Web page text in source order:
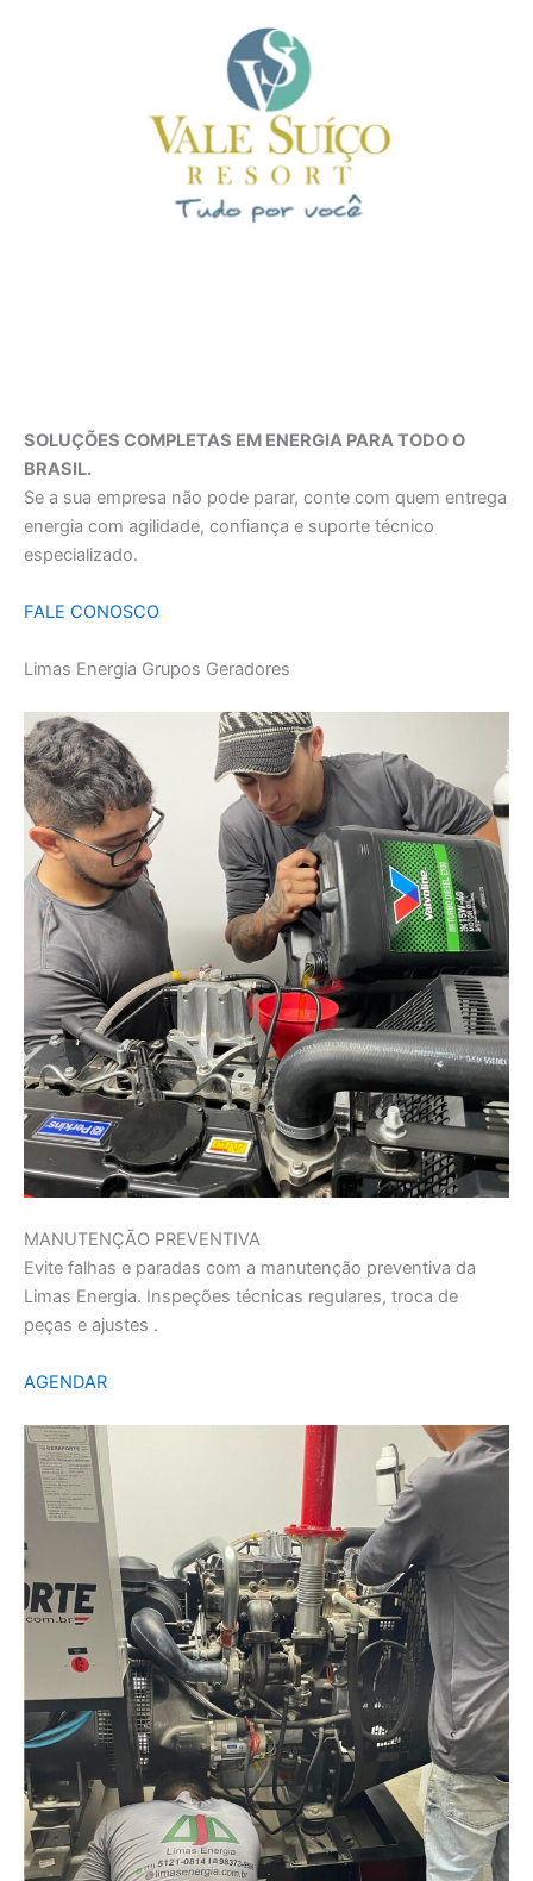
SOLUÇÕES COMPLETAS EM ENERGIA PARA TODO O
BRASIL.
Se a sua empresa não pode parar, conte com quem entrega
energia com agilidade, confiança e suporte técnico
especializado.
FALE CONOSCO
Limas Energia Grupos Geradores
MANUTENÇÃO PREVENTIVA
Evite falhas e paradas com a manutenção preventiva da
Limas Energia. Inspeções técnicas regulares, troca de
peças e ajustes .
AGENDAR